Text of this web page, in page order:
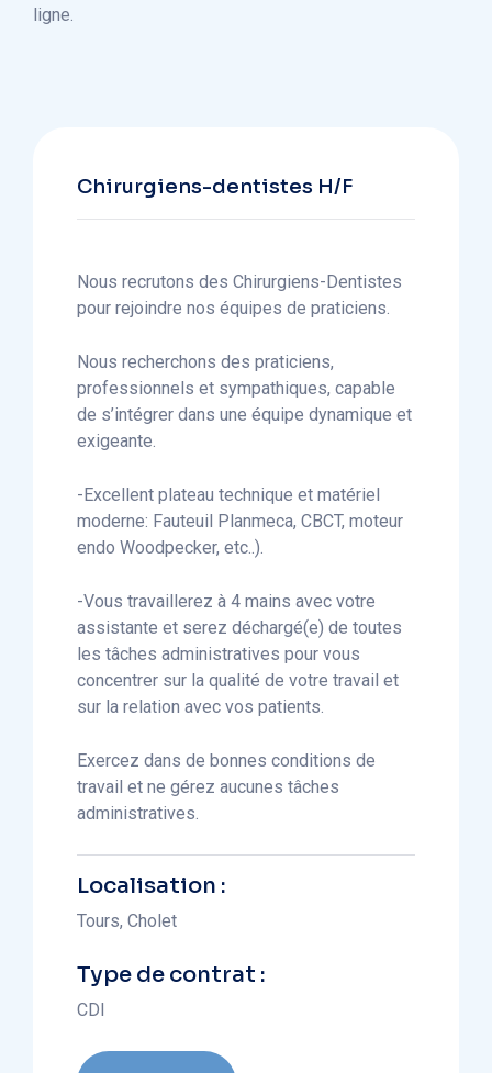
ligne.
Chirurgiens-dentistes H/F
Nous recrutons des Chirurgiens-Dentistes
pour rejoindre nos équipes de praticiens.
Nous recherchons des praticiens,
professionnels et sympathiques, capable
de s’intégrer dans une équipe dynamique et
exigeante.
-Excellent plateau technique et matériel
moderne: Fauteuil Planmeca, CBCT, moteur
endo Woodpecker, etc..).
-Vous travaillerez à 4 mains avec votre
assistante et serez déchargé(e) de toutes
les tâches administratives pour vous
concentrer sur la qualité de votre travail et
sur la relation avec vos patients.
Exercez dans de bonnes conditions de
travail et ne gérez aucunes tâches
administratives.
Localisation :
Tours, Cholet
Type de contrat :
CDI